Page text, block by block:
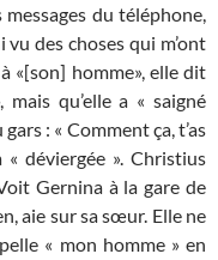
messages du téléphone,
vu des choses qui m’ont
«[son] homme», elle dit
qu’elle a « saigné
: « Comment ça, t’as
« déviergée ». Christius
Gernina à la gare de
aie sur sa sœur. Elle ne
« mon homme » en